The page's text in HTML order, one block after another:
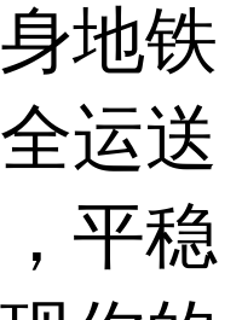
地铁
运送
平稳